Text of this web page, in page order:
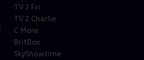
TV 2 Fri
TV 2 Charlie
C More
BritBox
SkyShowtime